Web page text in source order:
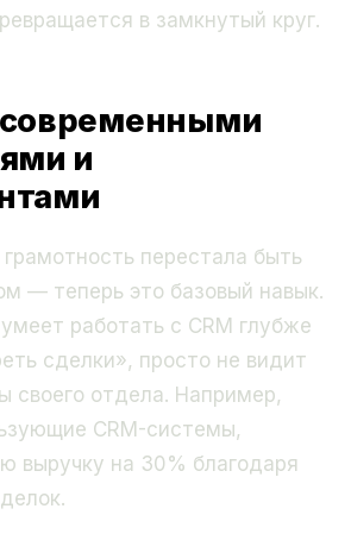
в замкнутый круг.
и
грамотность перестала быть
— теперь это базовый навык.
работать с CRM глубже
сделки», просто не видит
своего отдела. Например,
CRM-системы,
выручку на 30% благодаря